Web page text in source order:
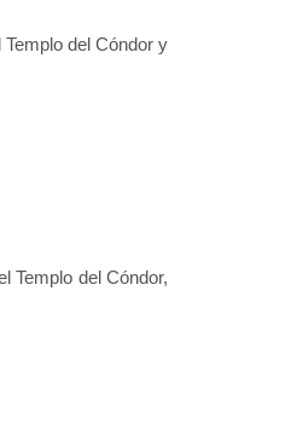
del Cóndor y
Templo del Cóndor,